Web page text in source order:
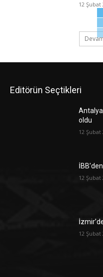
12 Şubat
Editörün Seçtikleri
oldu
12 Şubat
12 Şubat
12 Şubat